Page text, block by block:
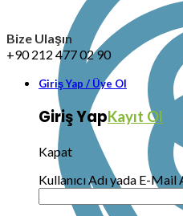
Bize Ulaşın
+90 212 477 02 90
Giriş Yap / Üye Ol
Giriş YapKayıt Ol
Kapat
Kullanıcı Adı yada E-Mail